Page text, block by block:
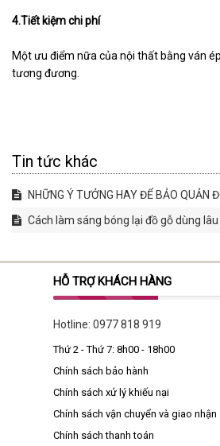
4.Tiết kiệm chi phí
Một ưu điểm nữa của nội thất bằng ván
tương đương.
Tin tức khác
NHỮNG Ý TƯỞNG HAY ĐỂ BẢO QUẢN
Cách làm sáng bóng lại đồ gỗ dùng
HỖ TRỢ KHÁCH HÀNG
Hotline: 0977 818 919
Thứ 2 - Thứ 7: 8h00 - 18h00
Chính sách bảo hành
Chính sách xử lý khiếu nại
Chính sách vận chuyển và giao nhận
Chính sách thanh toán